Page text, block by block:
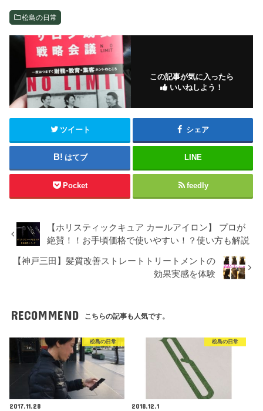
松島の日常
この記事が気に入ったら
いいねしよう！
ツイート シェア
はてブ LINE
Pocket feedly
【ホリスティックキュア カールアイロン】 プロが
絶賛！！お手頃価格で使いやすい！？使い方も解説
【神戸三田】髪質改善ストレートトリートメントの
効果実感を体験
RECOMMEND こちらの記事も人気です。
松島の日常
2017.11.28
松島の日常
2018.12.1